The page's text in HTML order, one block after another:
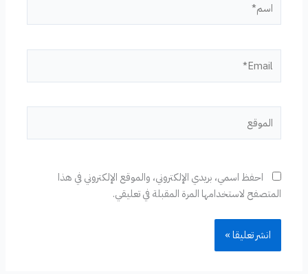
احفظ اسمي، بريدي الإلكتروني، والموقع الإلكتروني في هذا
المتصفح لاستخدامها المرة المقبلة في تعليقي.